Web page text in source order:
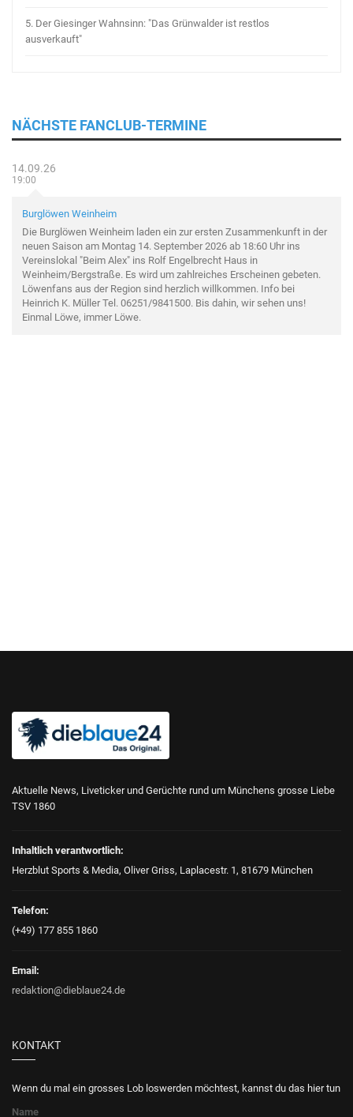
5. Der Giesinger Wahnsinn: "Das Grünwalder ist restlos
ausverkauft"
NÄCHSTE FANCLUB-TERMINE
14.09.26
19:00
Burglöwen Weinheim
Die Burglöwen Weinheim laden ein zur ersten Zusammenkunft in der
neuen Saison am Montag 14. September 2026 ab 18:60 Uhr ins
Vereinslokal "Beim Alex" ins Rolf Engelbrecht Haus in
Weinheim/Bergstraße. Es wird um zahlreiches Erscheinen gebeten.
Löwenfans aus der Region sind herzlich willkommen. Info bei
Heinrich K. Müller Tel. 06251/9841500. Bis dahin, wir sehen uns!
Einmal Löwe, immer Löwe.
Aktuelle News, Liveticker und Gerüchte rund um Münchens grosse Liebe
TSV 1860
Inhaltlich verantwortlich:
Herzblut Sports & Media, Oliver Griss, Laplacestr. 1, 81679 München
Telefon:
(+49) 177 855 1860
Email:
redaktion@dieblaue24.de
KONTAKT
Wenn du mal ein grosses Lob loswerden möchtest, kannst du das hier tun
Name